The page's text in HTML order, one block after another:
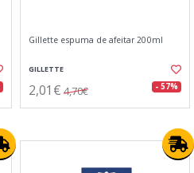
Gillette espuma de afeitar 200ml
GILLETTE
2,01€ 4,70€ - 57%